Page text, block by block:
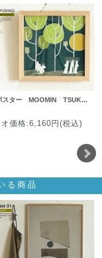
スター MOOMIN TSUK…
オ価格:6,160円(税込)
る商品